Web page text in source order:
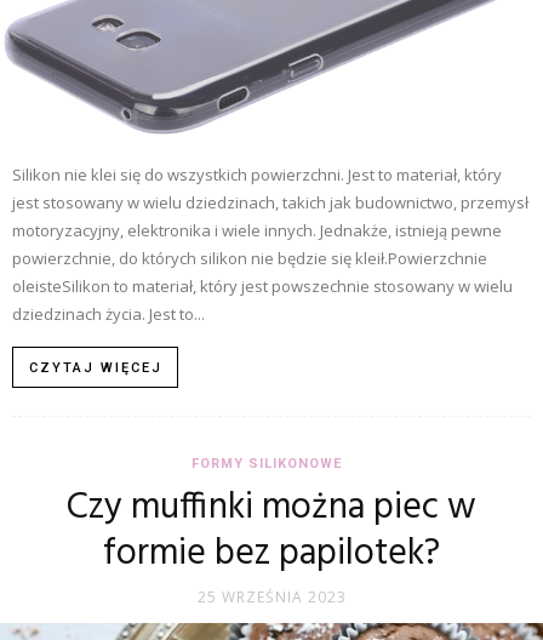
Silikon nie klei się do wszystkich powierzchni. Jest to materiał, który
jest stosowany w wielu dziedzinach, takich jak budownictwo, przemysł
motoryzacyjny, elektronika i wiele innych. Jednakże, istnieją pewne
powierzchnie, do których silikon nie będzie się kleił.Powierzchnie
oleisteSilikon to materiał, który jest powszechnie stosowany w wielu
dziedzinach życia. Jest to...
CZYTAJ WIĘCEJ
FORMY SILIKONOWE
Czy muffinki można piec w
formie bez papilotek?
25 WRZEŚNIA 2023